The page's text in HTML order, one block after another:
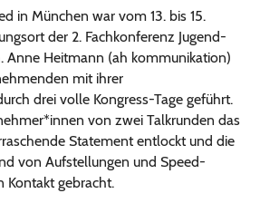
in München war vom 13. bis 15.
der 2. Fachkonferenz Jugend-
Anne Heitmann (ah kommunikation)
mit ihrer
drei volle Kongress-Tage geführt.
von zwei Talkrunden das
Statement entlockt und die
von Aufstellungen und Speed-
Kontakt gebracht.